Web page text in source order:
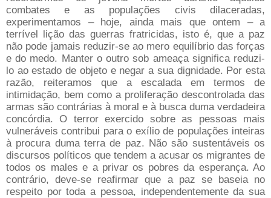
combates e as populações civis dilaceradas,
experimentamos – hoje, ainda mais que ontem – a
terrível lição das guerras fratricidas, isto é, que a paz
não pode jamais reduzir-se ao mero equilíbrio das forças
e do medo. Manter o outro sob ameaça significa reduzi-
lo ao estado de objeto e negar a sua dignidade. Por esta
razão, reiteramos que a escalada em termos de
intimidação, bem como a proliferação descontrolada das
armas são contrárias à moral e à busca duma verdadeira
concórdia. O terror exercido sobre as pessoas mais
vulneráveis contribui para o exílio de populações inteiras
à procura duma terra de paz. Não são sustentáveis os
discursos políticos que tendem a acusar os migrantes de
todos os males e a privar os pobres da esperança. Ao
contrário, deve-se reafirmar que a paz se baseia no
respeito por toda a pessoa, independentemente da sua